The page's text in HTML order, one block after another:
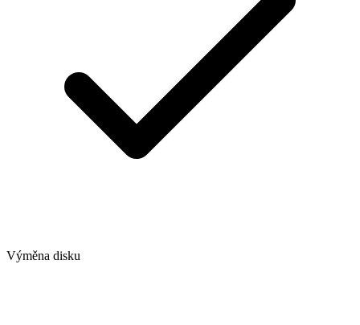
Výměna disku